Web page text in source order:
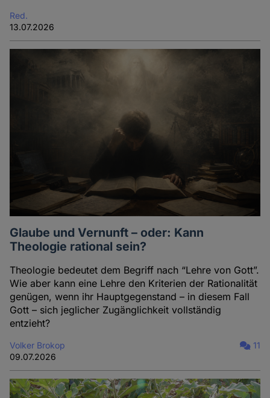
Red.
13.07.2026
Glaube und Vernunft – oder: Kann
Theologie rational sein?
Theologie bedeutet dem Begriff nach “Lehre von Gott”.
Wie aber kann eine Lehre den Kriterien der Rationalität
genügen, wenn ihr Hauptgegenstand – in diesem Fall
Gott – sich jeglicher Zugänglichkeit vollständig
entzieht?
Volker Brokop
09.07.2026
11